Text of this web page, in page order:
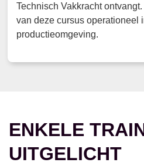
Technisch Vakkracht
van deze cursus operationeel
productieomgeving.
ENKELE
UITGELICHT